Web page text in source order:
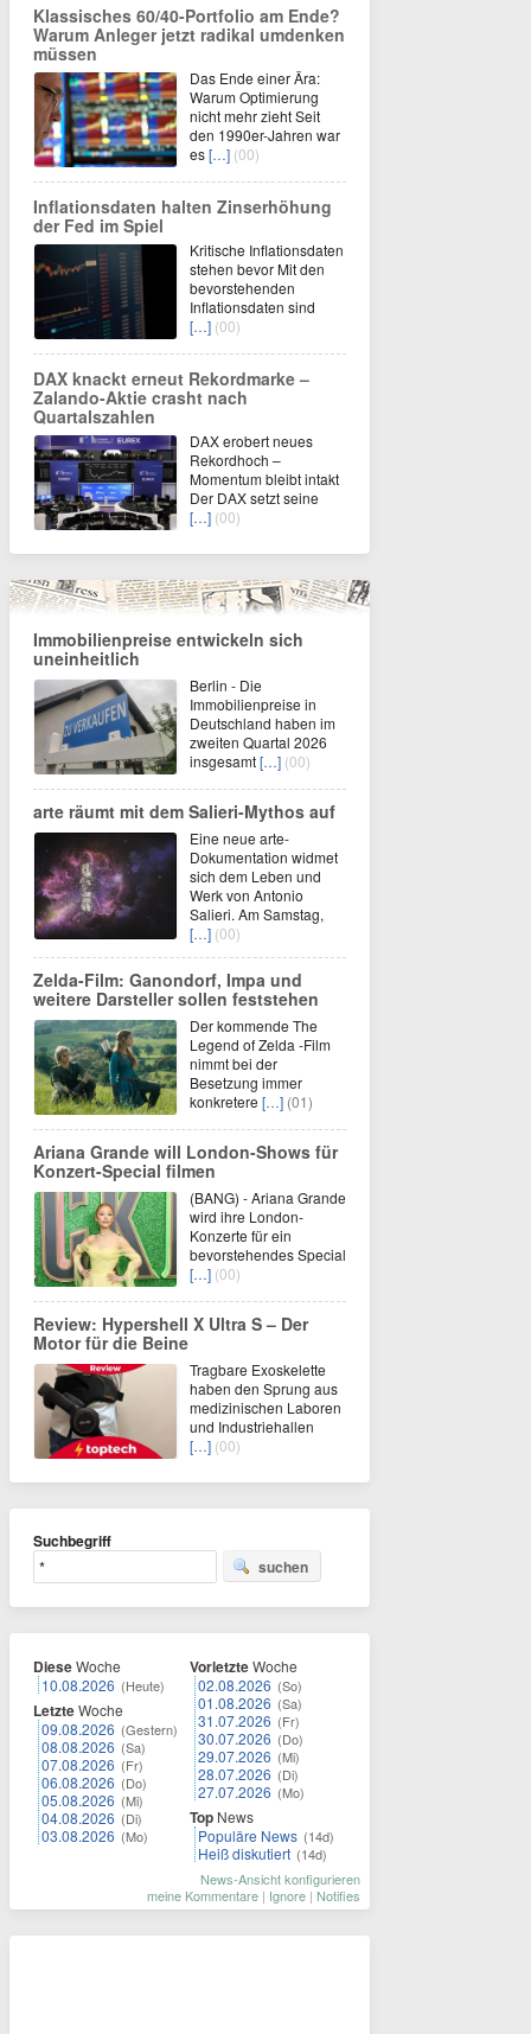
Klassisches 60/40-Portfolio am Ende?
Warum Anleger jetzt radikal umdenken
müssen
Das Ende einer Ära:
Warum Optimierung
nicht mehr zieht Seit
den 1990er-Jahren war
es[…] (00)
Inflationsdaten halten Zinserhöhung
der Fed im Spiel
Kritische Inflationsdaten
stehen bevor Mit den
bevorstehenden
Inflationsdaten sind
[…] (00)
DAX knackt erneut Rekordmarke –
Zalando-Aktie crasht nach
Quartalszahlen
DAX erobert neues
Rekordhoch –
Momentum bleibt intakt
Der DAX setzt seine
[…] (00)
Immobilienpreise entwickeln sich
uneinheitlich
Berlin - Die
Immobilienpreise in
Deutschland haben im
zweiten Quartal 2026
insgesamt[…] (00)
arte räumt mit dem Salieri-Mythos auf
Eine neue arte-
Dokumentation widmet
sich dem Leben und
Werk von Antonio
Salieri. Am Samstag,
[…] (00)
Zelda-Film: Ganondorf, Impa und
weitere Darsteller sollen feststehen
Der kommende The
Legend of Zelda -Film
nimmt bei der
Besetzung immer
konkretere […] (01)
Ariana Grande will London-Shows für
Konzert-Special filmen
(BANG) - Ariana Grande
wird ihre London-
Konzerte für ein
bevorstehendes Special
[…] (00)
Review: Hypershell X Ultra S – Der
Motor für die Beine
Tragbare Exoskelette
haben den Sprung aus
medizinischen Laboren
und Industriehallen
[…] (00)
Suchbegriff
suchen
DieseWoche
10.08.2026 (Heute)
LetzteWoche
09.08.2026 (Gestern)
08.08.2026 (Sa)
07.08.2026 (Fr)
06.08.2026 (Do)
05.08.2026 (Mi)
04.08.2026 (Di)
03.08.2026 (Mo)
VorletzteWoche
02.08.2026 (So)
01.08.2026 (Sa)
31.07.2026 (Fr)
30.07.2026 (Do)
29.07.2026 (Mi)
28.07.2026 (Di)
27.07.2026 (Mo)
Top News
Populäre News (14d)
Heiß diskutiert (14d)
News-Ansicht konfigurieren
meine Kommentare | Ignore | Notifies